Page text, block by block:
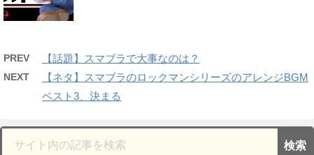
PREV 【話題】スマブラで大事なのは？
NEXT
【ネタ】スマブラのロックマンシリーズのアレンジBGM
ベスト3、決まる